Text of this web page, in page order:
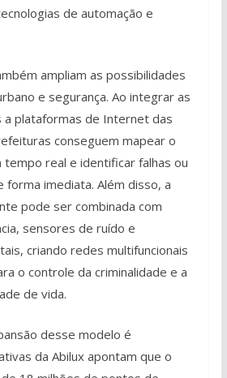
de automação e
ampliam as possibilidades
e segurança. Ao integrar as
a plataformas de Internet das
conseguem mapear o
tempo real e identificar falhas ou
imediata. Além disso, a
pode ser combinada com
sensores de ruído e
criando redes multifuncionais
o controle da criminalidade e a
de vida.
desse modelo é
da Abilux apontam que o